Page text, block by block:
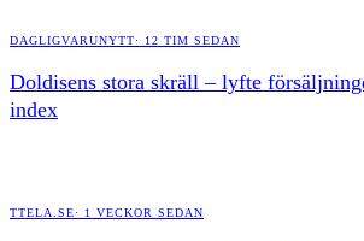
DAGLIGVARUNYTT· 12 TIM SEDAN
Doldisens stora skräll – lyfte
index
TTELA.SE· 1 VECKOR SEDAN